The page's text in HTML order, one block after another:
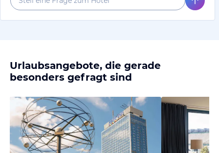
Urlaubsangebote, die gerade
besonders gefragt sind